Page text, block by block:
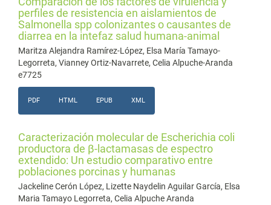
perfiles de resistencia en aislamientos de
Salmonella spp colonizantes o causantes de
diarrea en la intefaz salud humana-animal
Maritza Alejandra Ramírez-López, Elsa María Tamayo-
Legorreta, Vianney Ortiz-Navarrete, Celia Alpuche-Aranda
e7725
PDF HTML EPUB XML
Caracterización molecular de Escherichia coli
productora de β-lactamasas de espectro
extendido: Un estudio comparativo entre
poblaciones porcinas y humanas
Jackeline Cerón López, Lizette Naydelin Aguilar García, Elsa
Maria Tamayo Legorreta, Celia Alpuche Aranda